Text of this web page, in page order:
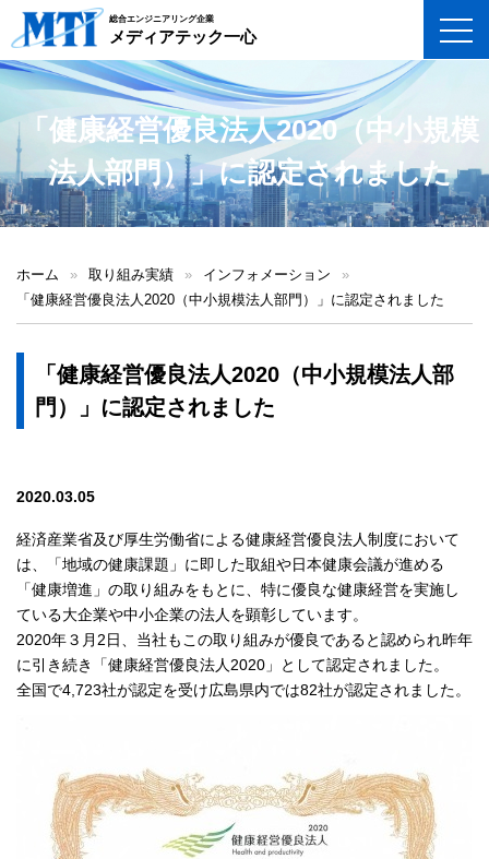
総合エンジニアリング企業
メディアテック一心
「健康経営優良法人2020（中小規模
法人部門）」に認定されました
ホーム » 取り組み実績 » インフォメーション
»
「健康経営優良法人2020（中小規模法人部門）」に認定されました
「健康経営優良法人2020（中小規模法人部
門）」に認定されました
2020.03.05
経済産業省及び厚生労働省による健康経営優良法人制度において
は、「地域の健康課題」に即した取組や日本健康会議が進める
「健康増進」の取り組みをもとに、特に優良な健康経営を実施し
ている大企業や中小企業の法人を顕彰しています。
2020年３月2日、当社もこの取り組みが優良であると認められ昨年
に引き続き「健康経営優良法人2020」として認定されました。
全国で4,723社が認定を受け広島県内では82社が認定されました。